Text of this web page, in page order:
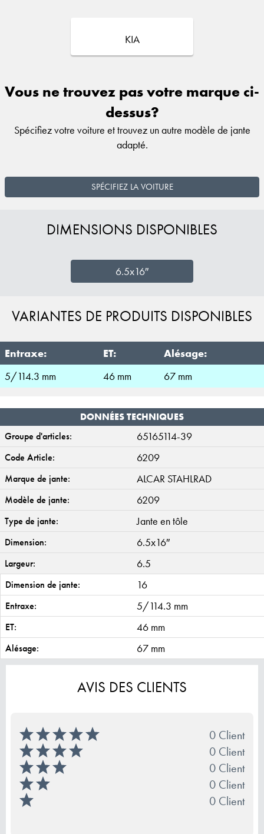
KIA
Vous ne trouvez pas votre marque ci-
dessus?
Spécifiez votre voiture et trouvez un autre modèle de jante
adapté.
SPÉCIFIEZ LA VOITURE
DIMENSIONS DISPONIBLES
6.5x16″
VARIANTES DE PRODUITS DISPONIBLES
Entraxe: ET:
Alésage:
5/114.3 mm
46 mm 67 mm
DONNÉES TECHNIQUES
Groupe d'articles:
65165114-39
Code Article: 6209
Marque de jante: ALCAR STAHLRAD
Modèle de jante: 6209
Type de jante: Jante en tôle
Dimension: 6.5x16″
Largeur: 6.5
Dimension de jante: 16
Entraxe: 5/114.3 mm
ET: 46 mm
Alésage: 67 mm
AVIS DES CLIENTS
0 Client
0 Client
0 Client
0 Client
0 Client